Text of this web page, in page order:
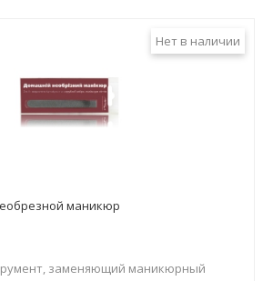
Нет в наличии
маникюр
заменяющий маникюрный